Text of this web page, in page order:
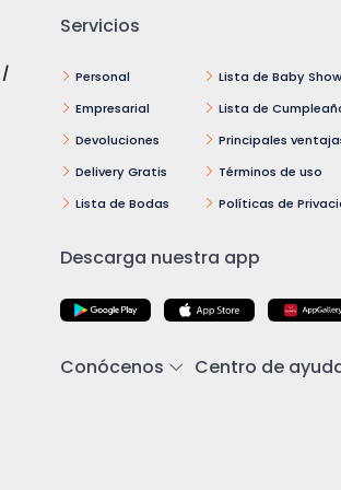
/
Servicios
Personal
Empresarial
Devoluciones
Delivery Gratis
Lista de Bodas
Lista de Baby
Lista de
Principales
Términos de uso
Políticas de
Descarga nuestra app
Conócenos Centro de